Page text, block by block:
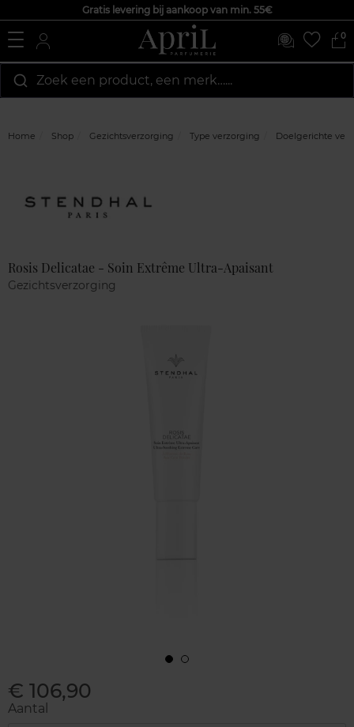
Gratis levering bij aankoop van min. 55€
0
Zoek een product, een merk…...
Home Shop Gezichtsverzorging Type verzorging Doelgerichte
Rosis Delicatae - Soin Extrême Ultra-Apaisant
Gezichtsverzorging
€ 106,90
Aantal